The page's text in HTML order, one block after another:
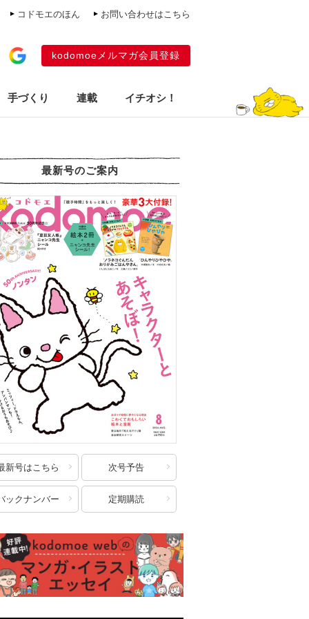
コドモエのほん お問い合わせはこちら
kodomoeメルマガ会員登録
手づくり 連載 イチオシ！
最新号のご案内
新号はこちら 次号予告
ックナンバー 定期購読